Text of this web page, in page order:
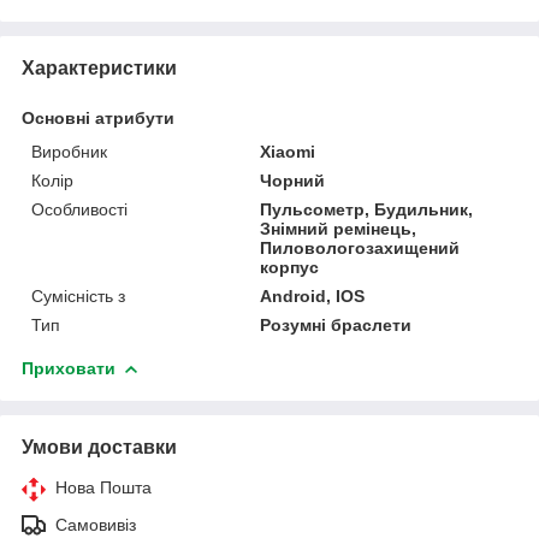
Характеристики
Основні атрибути
Виробник
Xiaomi
Колір
Чорний
Особливості
Пульсометр, Будильник,
Знімний ремінець,
Пиловологозахищений
корпус
Сумісність з
Android, IOS
Тип
Розумні браслети
Приховати
Умови доставки
Нова Пошта
Самовивіз